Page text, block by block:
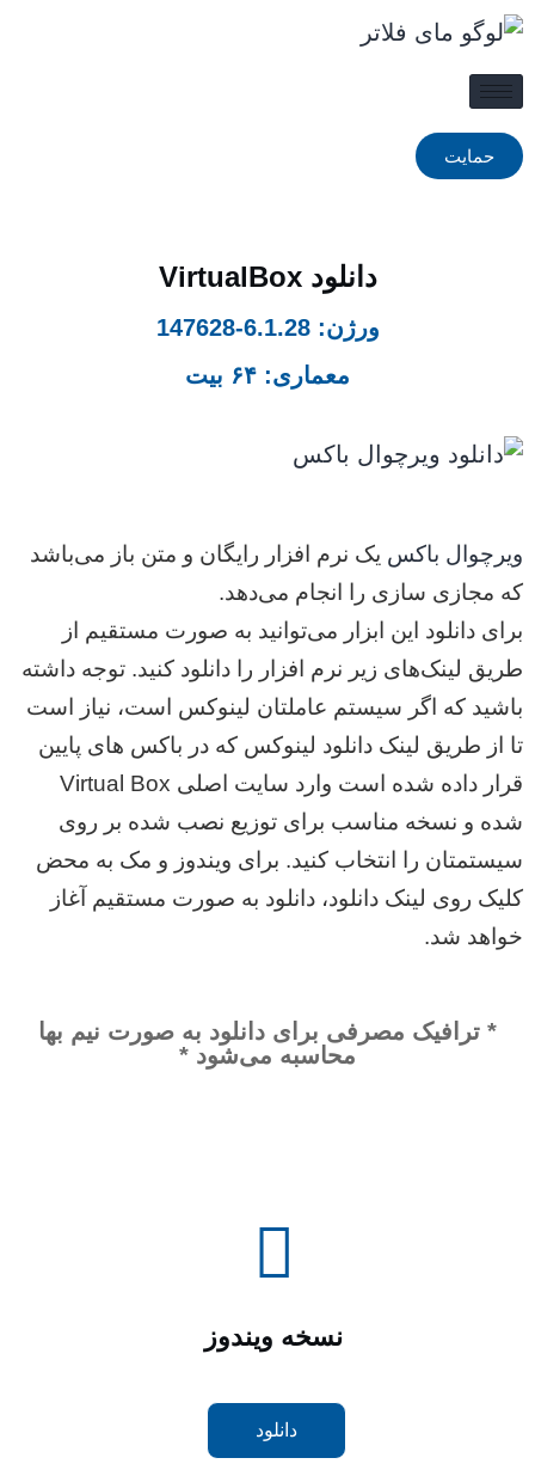
حمایت
دانلود VirtualBox
ورژن:‌ 6.1.28-147628
معماری: ۶۴ بیت
ویرچوال باکس یک نرم افزار رایگان و متن باز می‌باشد
که مجازی سازی را انجام می‌دهد.
برای دانلود این ابزار می‌توانید به صورت مستقیم از
طریق لینک‌های زیر نرم افزار را دانلود کنید. توجه داشته
باشید که اگر سیستم عاملتان لینوکس است، نیاز است
تا از طریق لینک دانلود لینوکس که در باکس های پایین
قرار داده شده است وارد سایت اصلی Virtual Box
شده و نسخه مناسب برای توزیع نصب شده بر روی
سیستمتان را انتخاب کنید. برای ویندوز و مک به محض
کلیک روی لینک دانلود، دانلود به صورت مستقیم آغاز
خواهد شد.
* ترافیک مصرفی برای دانلود به صورت نیم بها
محاسبه می‌شود *
نسخه ویندوز
دانلود